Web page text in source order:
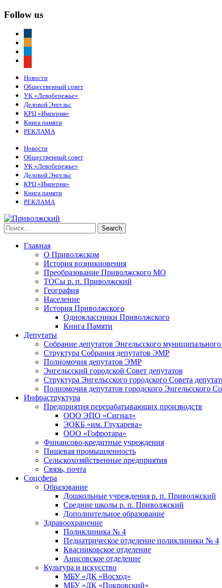
Follow us
Новости
Общественный совет
УК «Левобережье»
Деловой Энгельс
КРЦ «Империя»
Книга памяти
РЕКЛАМА
Новости
Общественный совет
УК «Левобережье»
Деловой Энгельс
КРЦ «Империя»
Книга памяти
РЕКЛАМА
Главная
О Приволжском
История возникновения
Преобразование Приволжского МО
ТОСы р. п. Приволжский
География
Население
История Приволжского
Одноклассники Приволжского
Книга Памяти
Депутаты
Собрание депутатов Энгельсского
Структура Собрания депутатов ЭМР
Полномочия депутатов ЭМР
Энгельсский городской Совет депутатов
Структура Энгельсского городского Совета
Полномочия депутатов городского Энгельсского
Инфраструктура
Предприятия перерабатывающих производств
ООО ЭПО «Сигнал»
ЭОКБ «им. Глухарева»
ООО «Гофротара»
Финансово-кредитные учреждения
Пищевая промышленность
Сельскохозяйственные предприятия
Связь, почта
Соцсфера
Образование
Дошкольные учреждения р. п. Приволжский
Средние школы р. п. Приволжский
Дополнительное образование
Здравоохранение
Поликлиника № 4
Педиатрическое отделение поликлиники № 4
Квасниковское отделение
Анисовское отделение
Культура и искусство
МБУ «ДК «Восход»
МБУ «ДК «Покровский»